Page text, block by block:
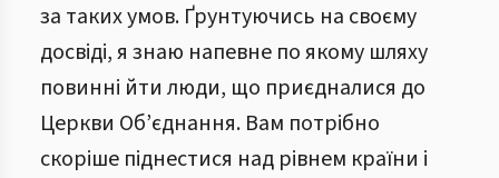
за таких умов. Ґрунтуючись на своєму
досвіді, я знаю напевне по якому шляху
повинні йти люди, що приєдналися до
Церкви Об’єднання. Вам потрібно
скоріше піднестися над рівнем країни і